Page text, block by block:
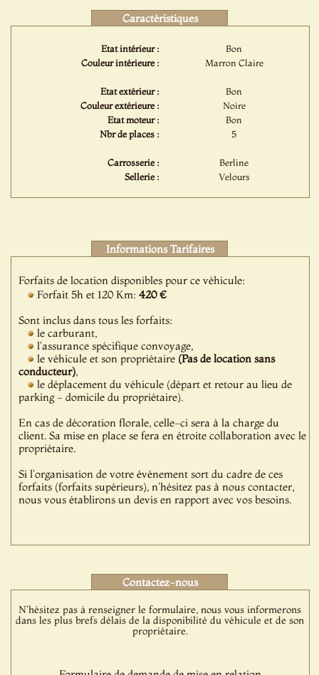
Caractéristiques
Etat intérieur :
Bon
Couleur intérieure :
Marron Claire
Etat extérieur :
Bon
Couleur extérieure :
Noire
Etat moteur :
Bon
Nbr de places :
5
Carrosserie :
Berline
Sellerie :
Velours
Informations Tarifaires
Forfaits de location disponibles pour ce véhicule:
Forfait 5h et 120 Km:420 €
Sont inclus dans tous les forfaits:
le carburant,
l'assurance spécifique convoyage,
le véhicule et son propriétaire (Pas de location sans
conducteur),
le déplacement du véhicule (départ et retour au lieu de
parking - domicile du propriétaire).
En cas de décoration florale, celle-ci sera à la charge du
client. Sa mise en place se fera en étroite collaboration avec le
propriétaire.
Si l'organisation de votre événement sort du cadre de ces
forfaits (forfaits supérieurs), n'hésitez pas à nous contacter,
nous vous établirons un devis en rapport avec vos besoins.
Contactez-nous
N'hésitez pas à renseigner le formulaire, nous vous informerons
dans les plus brefs délais de la disponibilité du véhicule et de son
propriétaire.